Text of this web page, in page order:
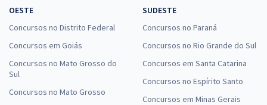
OESTE
Concursos no Distrito Federal
Concursos em Goiás
Concursos no Mato Grosso do
Sul
Concursos no Mato Grosso
SUDESTE
Concursos no Paraná
Concursos no Rio Grande do Sul
Concursos em Santa Catarina
Concursos no Espírito Santo
Concursos em Minas Gerais